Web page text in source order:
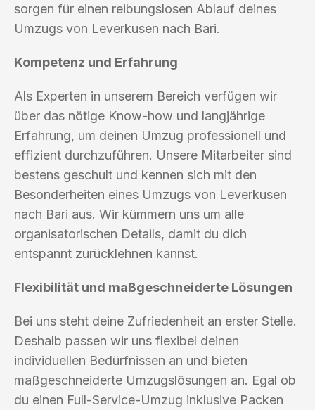
sorgen für einen reibungslosen Ablauf deines
Umzugs von Leverkusen nach Bari.
Kompetenz und Erfahrung
Als Experten in unserem Bereich verfügen wir
über das nötige Know-how und langjährige
Erfahrung, um deinen Umzug professionell und
effizient durchzuführen. Unsere Mitarbeiter sind
bestens geschult und kennen sich mit den
Besonderheiten eines Umzugs von Leverkusen
nach Bari aus. Wir kümmern uns um alle
organisatorischen Details, damit du dich
entspannt zurücklehnen kannst.
Flexibilität und maßgeschneiderte Lösungen
Bei uns steht deine Zufriedenheit an erster Stelle.
Deshalb passen wir uns flexibel deinen
individuellen Bedürfnissen an und bieten
maßgeschneiderte Umzugslösungen an. Egal ob
du einen Full-Service-Umzug inklusive Packen